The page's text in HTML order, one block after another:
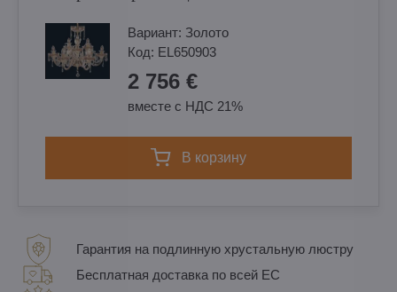
Вариант: Золотo
Код: EL650903
2 756 €
вместе с НДС 21%
в корзину
Гарантия на подлинную хрустальную люстру
Бесплатная доставка по всей ЕС